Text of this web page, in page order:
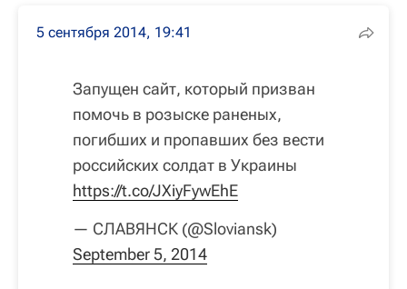
5 сентября 2014, 19:41
Запущен сайт, который призван
помочь в розыске раненых,
погибших и пропавших без вести
российских солдат в Украины
https://t.co/JXiyFywEhE
— СЛАВЯНСК (@Sloviansk)
September 5, 2014